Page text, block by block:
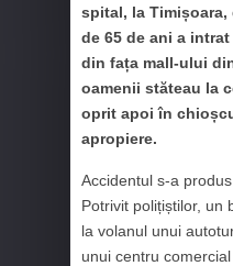
spital, la
de 65 de ani a
din fața mall-ului
oamenii stăteau la
oprit apoi în
apropiere.
Accidentul s-a
Potrivit polițiștilor, un
la volanul unui
unui centru